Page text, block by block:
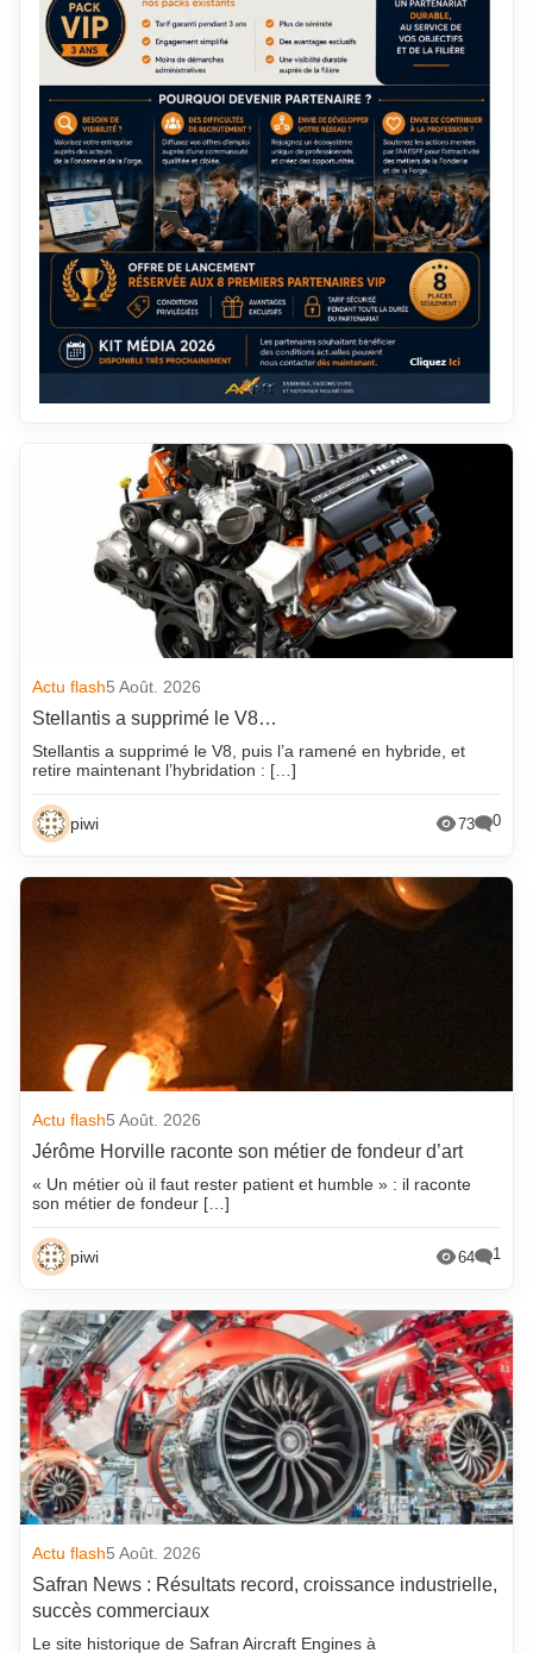
Actu flash5 Août. 2026
Stellantis a supprimé le V8…
Stellantis a supprimé le V8, puis l’a ramené en hybride, et
retire maintenant l’hybridation : […]
piwi 73 0
Actu flash5 Août. 2026
Jérôme Horville raconte son métier de fondeur d’art
« Un métier où il faut rester patient et humble » : il raconte
son métier de fondeur […]
piwi 64 1
Actu flash5 Août. 2026
Safran News : Résultats record, croissance industrielle,
succès commerciaux
Le site historique de Safran Aircraft Engines à